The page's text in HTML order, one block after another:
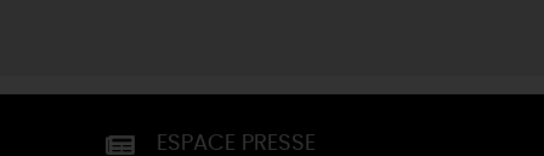
ESPACE PRESSE